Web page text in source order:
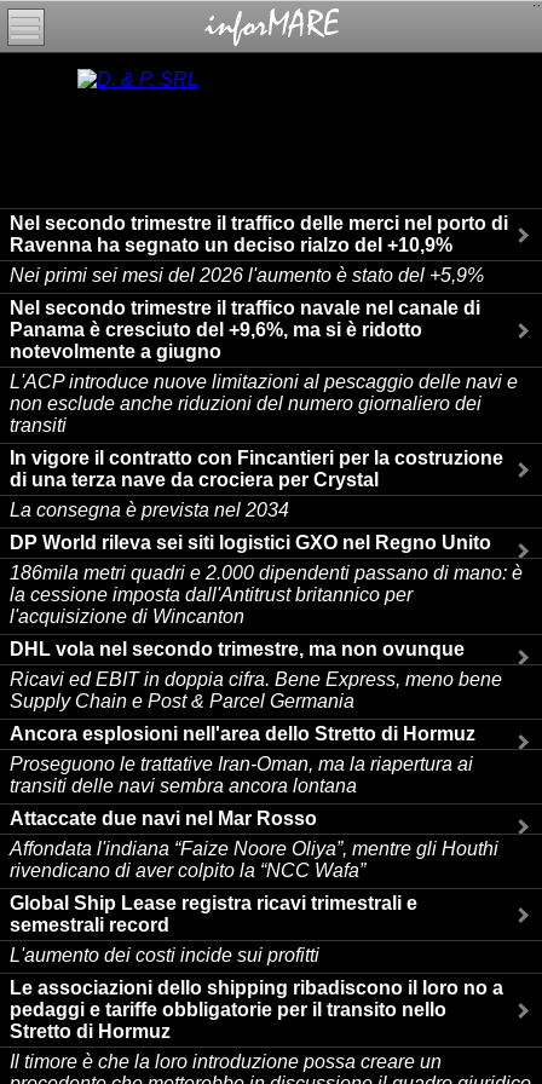
Nel secondo trimestre il traffico delle merci nel porto di
Ravenna ha segnato un deciso rialzo del +10,9%
Nei primi sei mesi del 2026 l'aumento è stato del +5,9%
Nel secondo trimestre il traffico navale nel canale di
Panama è cresciuto del +9,6%, ma si è ridotto
notevolmente a giugno
L'ACP introduce nuove limitazioni al pescaggio delle navi e
non esclude anche riduzioni del numero giornaliero dei
transiti
In vigore il contratto con Fincantieri per la costruzione
di una terza nave da crociera per Crystal
La consegna è prevista nel 2034
DP World rileva sei siti logistici GXO nel Regno Unito
186mila metri quadri e 2.000 dipendenti passano di mano: è
la cessione imposta dall'Antitrust britannico per
l'acquisizione di Wincanton
DHL vola nel secondo trimestre, ma non ovunque
Ricavi ed EBIT in doppia cifra. Bene Express, meno bene
Supply Chain e Post & Parcel Germania
Ancora esplosioni nell'area dello Stretto di Hormuz
Proseguono le trattative Iran-Oman, ma la riapertura ai
transiti delle navi sembra ancora lontana
Attaccate due navi nel Mar Rosso
Affondata l'indiana “Faize Noore Oliya”, mentre gli Houthi
rivendicano di aver colpito la “NCC Wafa”
Global Ship Lease registra ricavi trimestrali e
semestrali record
L'aumento dei costi incide sui profitti
Le associazioni dello shipping ribadiscono il loro no a
pedaggi e tariffe obbligatorie per il transito nello
Stretto di Hormuz
Il timore è che la loro introduzione possa creare un